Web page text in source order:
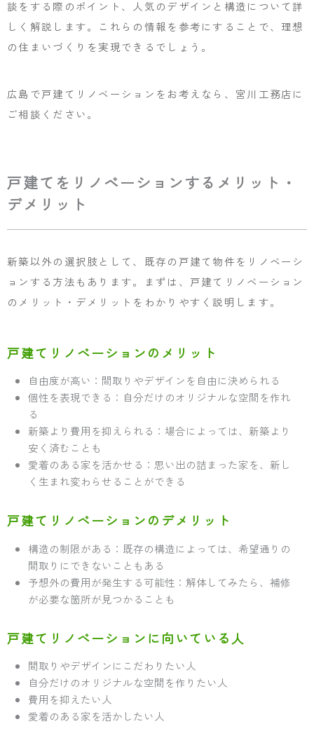
談をする際のポイント、人気のデザインと構造について詳
しく解説します。これらの情報を参考にすることで、理想
の住まいづくりを実現できるでしょう。
広島で戸建てリノベーションをお考えなら、宮川工務店に
ご相談ください。
戸建てをリノベーションするメリット・
デメリット
新築以外の選択肢として、既存の戸建て物件をリノベーシ
ョンする方法もあります。まずは、戸建てリノベーション
のメリット・デメリットをわかりやすく説明します。
戸建てリノベーションのメリット
自由度が高い：間取りやデザインを自由に決められる
個性を表現できる：自分だけのオリジナルな空間を作れ
る
新築より費用を抑えられる：場合によっては、新築より
安く済むことも
愛着のある家を活かせる：思い出の詰まった家を、新し
く生まれ変わらせることができる
戸建てリノベーションのデメリット
構造の制限がある：既存の構造によっては、希望通りの
間取りにできないこともある
予想外の費用が発生する可能性：解体してみたら、補修
が必要な箇所が見つかることも
戸建てリノベーションに向いている人
間取りやデザインにこだわりたい人
自分だけのオリジナルな空間を作りたい人
費用を抑えたい人
愛着のある家を活かしたい人